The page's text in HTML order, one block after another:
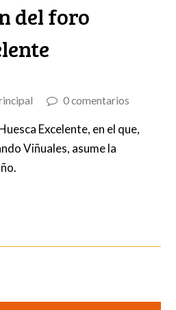
del foro
0 comentarios
Excelente, en el que,
Viñuales, asume la